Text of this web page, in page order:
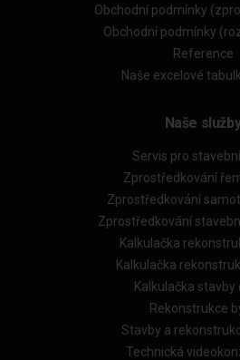
Obchodní podmínky
Obchodní podmínky
Reference
Naše excelové
Naše
Servis pro
Zprostředkování
Zprostředkování
Zprostředkování
Kalkulačka
Kalkulačka
Kalkulačka stavby
Rekonstrukce
Stavby a
Technická